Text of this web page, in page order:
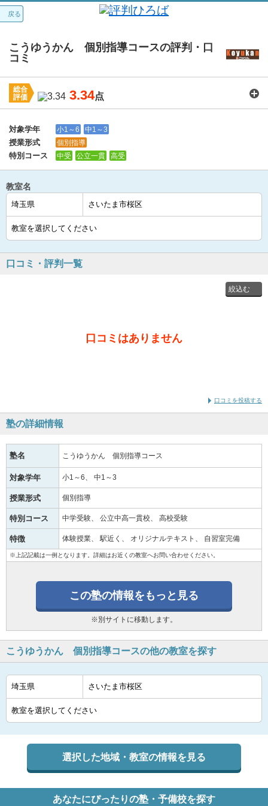
戻る
こうゆうかん 個別指導コースの評判・口
コミ
総合
評価
3.34点
講師：3.6 カリキュラム：3.5 周りの環境：3.8
対象学年
小1～6 中1～3
授業形式 個別指導
特別コース 中受 公立一貫 高受
教室名
口コミ・評判一覧
口コミはありません
口コミを投稿する
塾の詳細情報
塾名 こうゆうかん 個別指導コース
対象学年 小1～6 中1～3
授業形式 個別指導
特別コース 中学受験 公立中高一貫校 高校受験
特徴 体験授業 駅近く オリジナルテキスト 自習室完備
※上記記載は一例となります。詳細はお近くの教室へお問い合わせください。
この塾の情報をもっと見る
※別サイトに移動します。
こうゆうかん 個別指導コースの他の教室を探す
選択した地域・教室の情報を見る
あなたにぴったりの塾・予備校を探す